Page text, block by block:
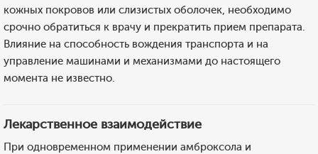
кожных покровов или слизистых оболочек, необходимо
срочно обратиться к врачу и прекратить прием препарата.
Влияние на способность вождения транспорта и на
управление машинами и механизмами до настоящего
момента не известно.
Лекарственное взаимодействие
При одновременном применении амброксола и